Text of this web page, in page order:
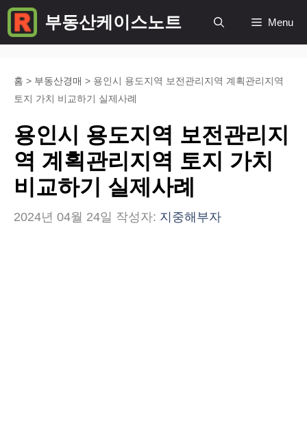
컨
텐
부동산케이스노트 Menu
홈 > 부동산경매 > 용인시 용도지역 보전관리지역 계획관리지역
토지 가치 비교하기 실제사례
용인시 용도지역 보전관리지
역 계획관리지역 토지 가치
비교하기 실제사례
2024년 04월 24일 작성자: 지중해부자